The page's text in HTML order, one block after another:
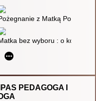
z Matką Polką? :
matek w powieściach
bez wyboru : o
i wychowanie
PEDAGOGA I